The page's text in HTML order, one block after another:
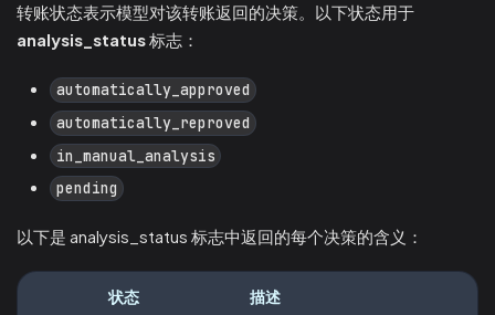
转账状态表示模型对该转账返回的决策。以下状态用于
analysis_status标志：
automatically_approved
automatically_reproved
in_manual_analysis
pending
以下是 analysis_status 标志中返回的每个决策的含义：
状态 描述